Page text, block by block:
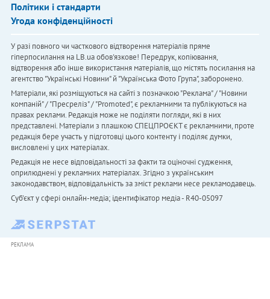
Політики і стандарти
Угода конфіденційності
У разі повного чи часткового відтворення матеріалів пряме
гіперпосилання на LB.ua обов'язкове! Передрук, копіювання,
відтворення або інше використання матеріалів, що містять посилання на
агентство "Українськi Новини" й "Українська Фото Група", заборонено.
Матеріали, які розміщуються на сайті з позначкою "Реклама" / "Новини
компаній" / "Пресреліз" / "Promoted", є рекламними та публікуються на
правах реклами. Редакція може не поділяти погляди, які в них
представлені. Матеріали з плашкою СПЕЦПРОЄКТ є рекламними, проте
редакція бере участь у підготовці цього контенту і поділяє думки,
висловлені у цих матеріалах.
Редакція не несе відповідальності за факти та оціночні судження,
оприлюднені у рекламних матеріалах. Згідно з українським
законодавством, відповідальність за зміст реклами несе рекламодавець.
Cуб'єкт у сфері онлайн-медіа; ідентифікатор медіа - R40-05097
РЕКЛАМА